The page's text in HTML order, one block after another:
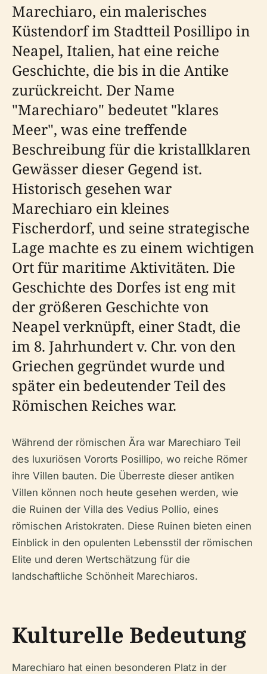
Marechiaro, ein malerisches
Küstendorf im Stadtteil Posillipo in
Neapel, Italien, hat eine reiche
Geschichte, die bis in die Antike
zurückreicht. Der Name
"Marechiaro" bedeutet "klares
Meer", was eine treffende
Beschreibung für die kristallklaren
Gewässer dieser Gegend ist.
Historisch gesehen war
Marechiaro ein kleines
Fischerdorf, und seine strategische
Lage machte es zu einem wichtigen
Ort für maritime Aktivitäten. Die
Geschichte des Dorfes ist eng mit
der größeren Geschichte von
Neapel verknüpft, einer Stadt, die
im 8. Jahrhundert v. Chr. von den
Griechen gegründet wurde und
später ein bedeutender Teil des
Römischen Reiches war.
Während der römischen Ära war Marechiaro Teil
des luxuriösen Vororts Posillipo, wo reiche Römer
ihre Villen bauten. Die Überreste dieser antiken
Villen können noch heute gesehen werden, wie
die Ruinen der Villa des Vedius Pollio, eines
römischen Aristokraten. Diese Ruinen bieten einen
Einblick in den opulenten Lebensstil der römischen
Elite und deren Wertschätzung für die
landschaftliche Schönheit Marechiaros.
Kulturelle Bedeutung
Marechiaro hat einen besonderen Platz in der